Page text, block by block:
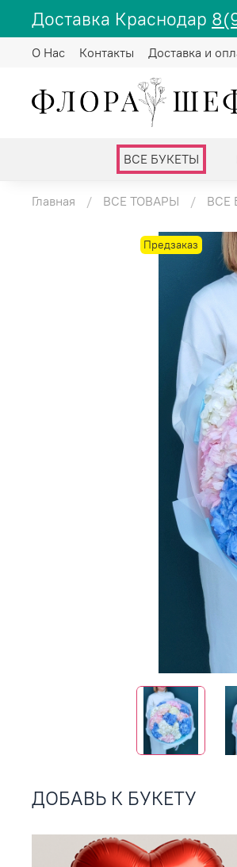
Доставка Краснодар
О Нас Контакты Доставка и
ВСЕ БУКЕТЫ
Главная ВСЕ ТОВАРЫ ВСЕ
Предзаказ
ДОБАВЬ К БУКЕТУ